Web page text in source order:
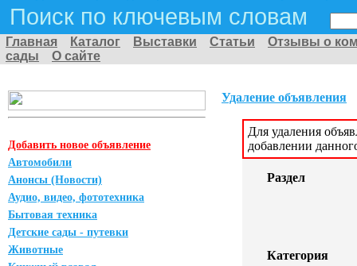
Поиск по ключевым словам
Главная Каталог Выставки Статьи
Отзывы о
сады
О сайте
Добавить новое объявление
Автомобили
Анонсы (Новости)
Аудио, видео, фототехника
Бытовая техника
Детские сады - путевки
Животные
Удаление объявления
Для удаления
добавлении
Раздел
Категория